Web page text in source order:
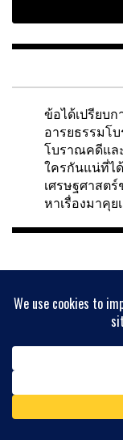
ข้อได้เปรียบ
อารยธรรมโ
โบราณคดีแล
ใครกันแน่ที่ไ
เศรษฐศาสต
หาเรื่องมาคุย
เอกบนทูซิดิดี
Sudhir
เยอรมัน อัล
Pramook
สองปัญญาช
เจริญและคว
ปัจจุบัน(3)